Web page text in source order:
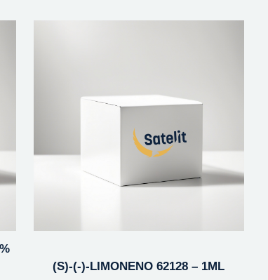
(S)-(-)-LIMONENO 62128 – 1ML